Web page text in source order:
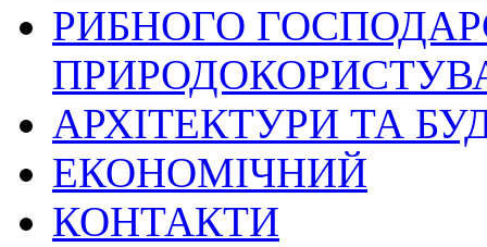
РИБНОГО
АРХІТЕКТУРИ ТА
ЕКОНОМІЧНИЙ
КОНТАКТИ